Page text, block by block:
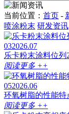
当前位置： 首页 -
喷涂粉末 研发资讯
032026.07
乐卡粉末涂料位列
阅读更多 ++
052026.06
环氧树脂的性能特
阅读更多 ++